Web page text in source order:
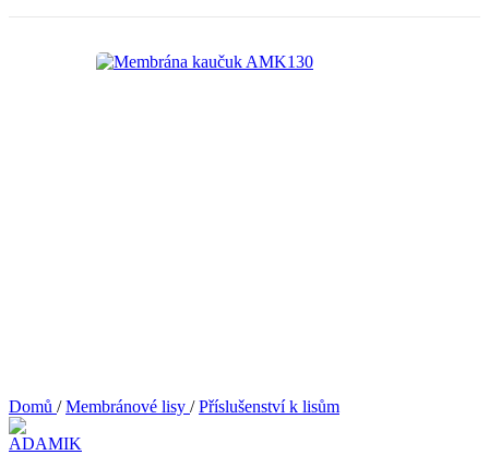
Domů / Membránové lisy / Příslušenství k lisům